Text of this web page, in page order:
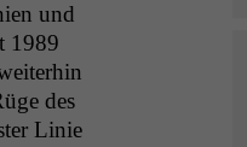
und
1989
des
Lin­ie